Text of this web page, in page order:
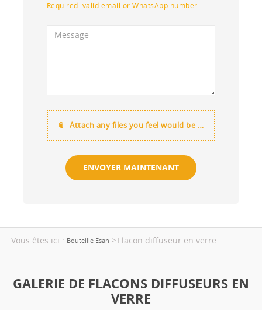
Required: valid email or WhatsApp number.
Attach any files you feel would be useful
Vous êtes ici : Bouteille Esan > Flacon diffuseur en verre
GALERIE DE FLACONS DIFFUSEURS EN
VERRE